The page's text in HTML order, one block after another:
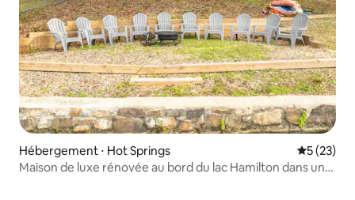
Hébergement ⋅ Hot Springs
5 (23)
Maison de luxe rénovée au bord du lac Hamilton dans une